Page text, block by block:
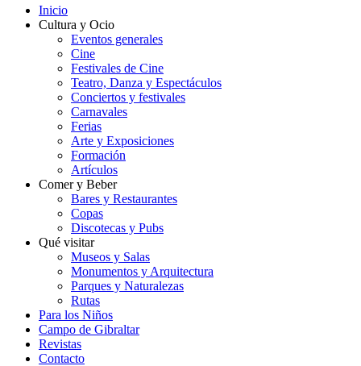
Inicio
Cultura y Ocio
Eventos generales
Cine
Festivales de Cine
Teatro, Danza y Espectáculos
Conciertos y festivales
Carnavales
Ferias
Arte y Exposiciones
Formación
Artículos
Comer y Beber
Bares y Restaurantes
Copas
Discotecas y Pubs
Qué visitar
Museos y Salas
Monumentos y Arquitectura
Parques y Naturalezas
Rutas
Para los Niños
Campo de Gibraltar
Revistas
Contacto